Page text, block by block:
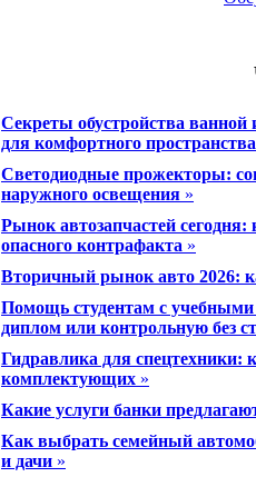
Секреты обустройства
для комфортного пространства
Светодиодные прожекторы:
наружного освещения »
Рынок автозапчастей
опасного контрафакта »
Вторичный рынок авто 2026:
Помощь студентам с учебными
диплом или контрольную без
Гидравлика для спецтехники:
комплектующих »
Какие услуги банки
Как выбрать семейный
и дачи »